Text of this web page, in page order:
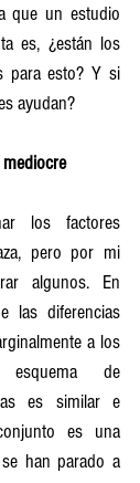
que un estudio
es, ¿están los
para esto? Y si
ayudan?
pero por mi
algunos. En
las diferencias
a los
de
es similar e
es una
han parado a